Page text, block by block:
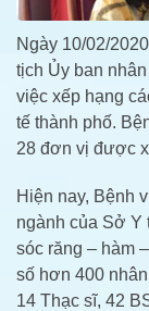
Ngày 10/02/
tịch Ủy ban
việc xếp hạng
tế thành phố.
28 đơn vị được
Hiện nay, Bệnh
ngành của Sở Y
sóc răng – hàm
số hơn 400
14 Thạc sĩ, 42